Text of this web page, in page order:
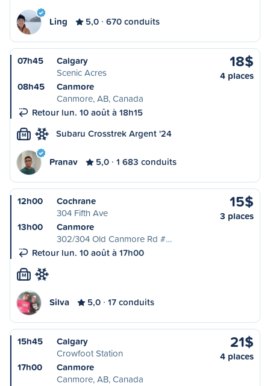
Ling 5,0 670 conduits
07h45
Calgary
Scenic Acres
08h45
Canmore
Canmore, AB, Canada
Retour lun. 10 août à 18h15
18$
4 places
M Subaru Crosstrek Argent '24
Pranav 5,0 1 683 conduits
12h00
Cochrane
304 Fifth Ave
13h00
Canmore
302/304 Old Canmore Rd #…
Retour lun. 10 août à 17h00
15$
3 places
M
Silva 5,0 17 conduits
15h45
Calgary
Crowfoot Station
17h00
Canmore
Canmore, AB, Canada
21$
4 places